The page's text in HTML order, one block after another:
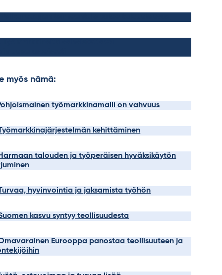
myös nämä:
työmarkkinamalli on vahvuus
kehittäminen
talouden ja työperäisen hyväksikäytön
hyvinvointia ja jaksamista työhön
kasvu syntyy teollisuudesta
Eurooppa panostaa teollisuuteen ja